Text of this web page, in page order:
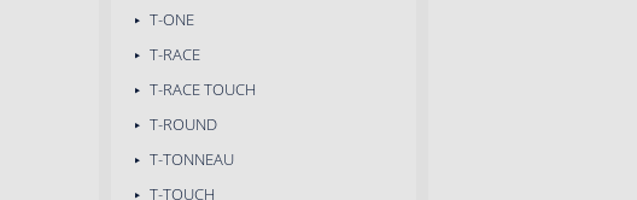
T-ONE
T-RACE
T-RACE TOUCH
T-ROUND
T-TONNEAU
T-TOUCH